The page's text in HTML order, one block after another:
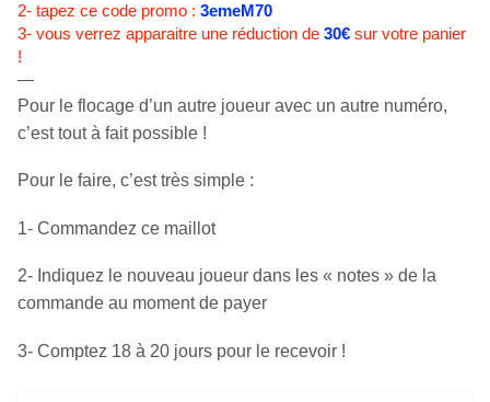
2- tapez ce code promo : 3emeM70
3- vous verrez apparaitre une réduction de 30€ sur votre panier
!
—
Pour le flocage d’un autre joueur avec un autre numéro,
c’est tout à fait possible !
Pour le faire, c’est très simple :
1- Commandez ce maillot
2- Indiquez le nouveau joueur dans les « notes » de la
commande au moment de payer
3- Comptez 18 à 20 jours pour le recevoir !